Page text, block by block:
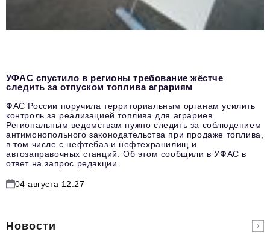
УФАС спустило в регионы требование жёстче
следить за отпуском топлива аграриям
ФАС России поручила территориальным органам усилить
контроль за реализацией топлива для аграриев.
Региональным ведомствам нужно следить за соблюдением
антимонопольного законодательства при продаже топлива,
в том числе с нефтебаз и нефтехранилищ и
автозаправочных станций. Об этом сообщили в УФАС в
ответ на запрос редакции.
04 августа 12:27
Новости